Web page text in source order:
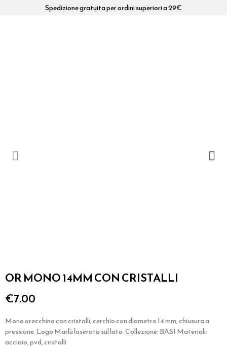
Spedizione gratuita per ordini superiori a 29€
OR MONO 14MM CON CRISTALLI
€7.00
Mono orecchino con cristalli, cerchio con diametro 14 mm, chiusura a
pressione. Logo Marlù laserato sul lato. Collezione: BASI Materiali:
acciaio, pvd, cristalli